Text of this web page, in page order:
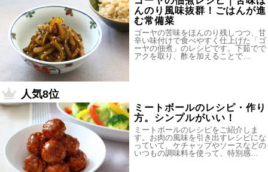
んのり風味抜群！ごはんが進
む常備菜
ゴーヤの苦味をほんのり残しつつ、甘
辛い味付けで食べやすく仕上げた「ゴ
ーヤの佃煮」のレシピです。下茹でで
アクを取り、酢を加えることで…
人気8位
ミートボールのレシピ・作り
方。シンプルがいい！
ミートボールのレシピをご紹介しま
す。お肉の風味を引き出すレシピにな
っていて、ケチャップやソースなどの
いつもの調味料を使って、特別感…